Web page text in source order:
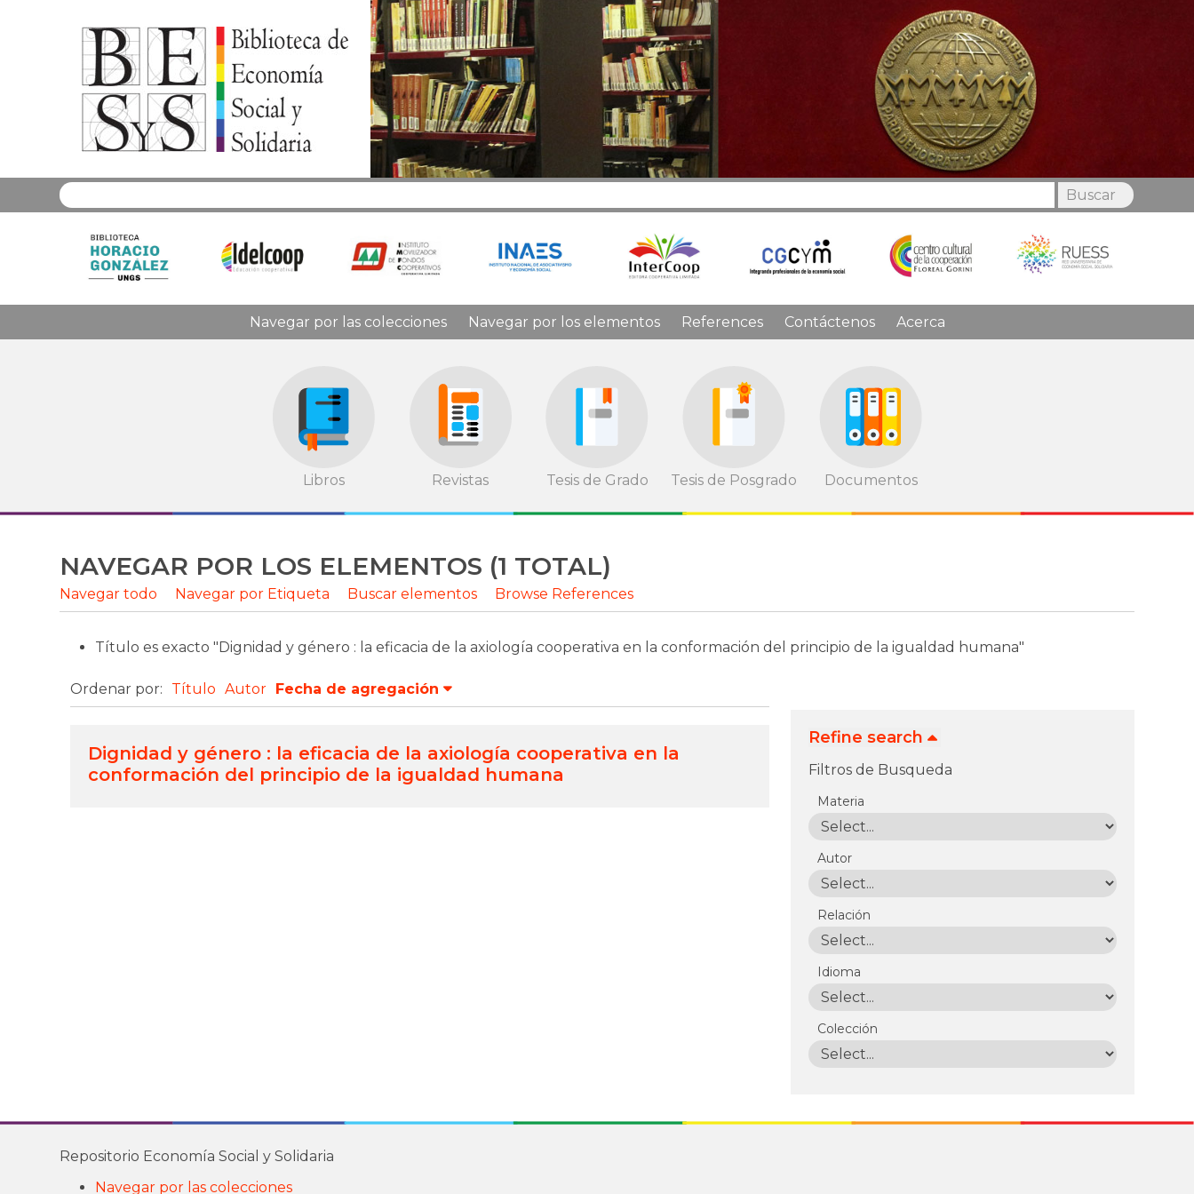
Buscar
Navegar por las colecciones Navegar por los elementos References Contáctenos Acerca
Libros Revistas Tesis de Grado Tesis de Posgrado Documentos
NAVEGAR POR LOS ELEMENTOS (1 TOTAL)
Navegar todo Navegar por Etiqueta Buscar elementos Browse References
Título es exacto "Dignidad y género : la eficacia de la axiología cooperativa en la conformación del principio de la igualdad humana"
Ordenar por: Título Autor Fecha de agregación
Dignidad y género : la eficacia de la axiología cooperativa en la
conformación del principio de la igualdad humana
Refine search
Filtros de Busqueda
Materia
Autor
Relación
Idioma
Colección
Repositorio Economía Social y Solidaria
Navegar por las colecciones